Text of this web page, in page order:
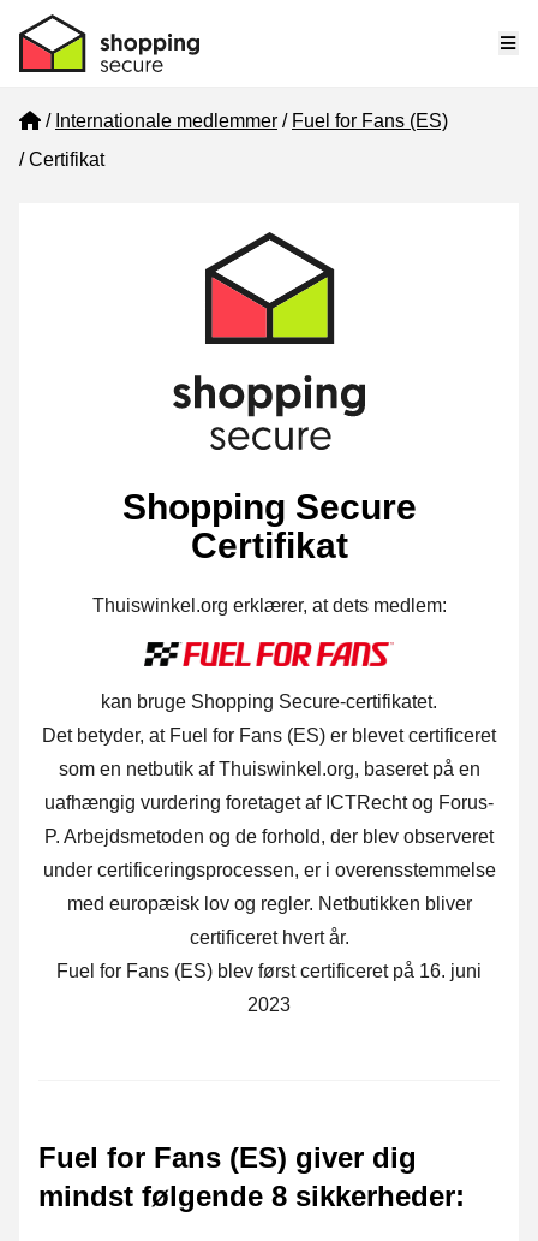
Home
Internationale medlemmer
Fuel for Fans (ES)
Certifikat
Shopping Secure
Certifikat
Thuiswinkel.org erklærer, at dets medlem:
kan bruge Shopping Secure-certifikatet.
Det betyder, at Fuel for Fans (ES) er blevet certificeret
som en netbutik af Thuiswinkel.org, baseret på en
uafhængig vurdering foretaget af ICTRecht og Forus-
P. Arbejdsmetoden og de forhold, der blev observeret
under certificeringsprocessen, er i overensstemmelse
med europæisk lov og regler. Netbutikken bliver
certificeret hvert år.
Fuel for Fans (ES) blev først certificeret på 16. juni
2023
Fuel for Fans (ES) giver dig
mindst følgende 8 sikkerheder: